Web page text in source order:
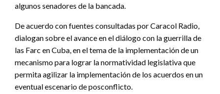
algunos senadores de la bancada.
De acuerdo con fuentes consultadas por Caracol Radio,
dialogan sobre el avance en el diálogo con la guerrilla de
las Farc en Cuba, en el tema de la implementación de un
mecanismo para lograr la normatividad legislativa que
permita agilizar la implementación de los acuerdos en un
eventual escenario de posconflicto.